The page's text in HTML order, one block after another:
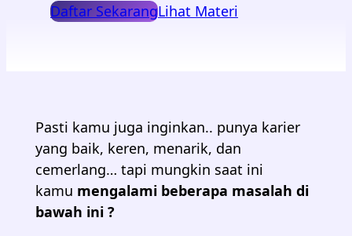
Daftar SekarangLihat Materi
Pasti kamu juga inginkan.. punya karier
yang baik, keren, menarik, dan
cemerlang… tapi mungkin saat ini
kamu mengalami beberapa masalah di
bawah ini ?